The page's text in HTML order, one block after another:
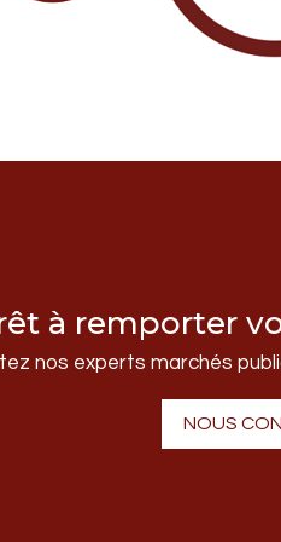
à remporter
nos experts marchés
NOUS